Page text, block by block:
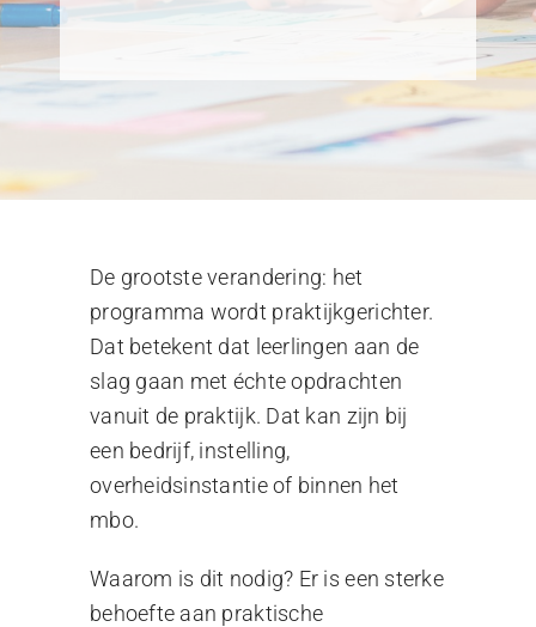
De grootste verandering: het
programma wordt praktijkgerichter.
Dat betekent dat leerlingen aan de
slag gaan met échte opdrachten
vanuit de praktijk. Dat kan zijn bij
een bedrijf, instelling,
overheidsinstantie of binnen het
mbo.
Waarom is dit nodig? Er is een sterke
behoefte aan praktische